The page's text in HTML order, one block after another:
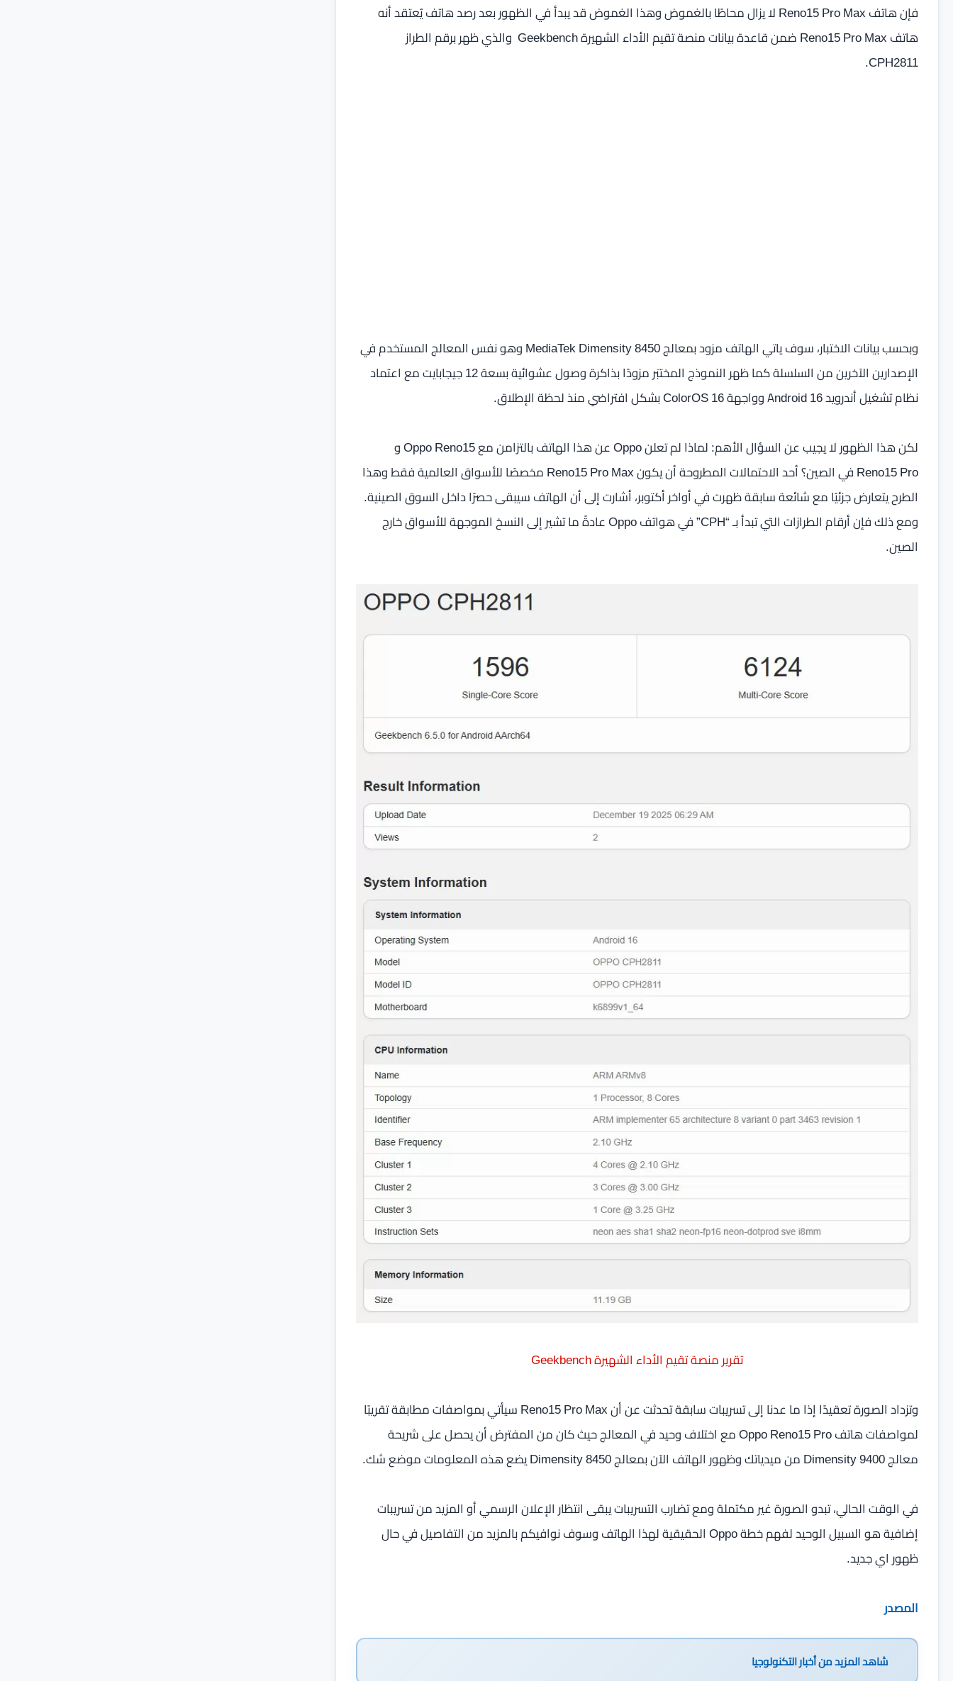
فإن هاتف Reno15 Pro Max لا يزال محاطًا بالغموض وهذا الغموض قد يبدأ في الظهور بعد رصد هاتف يُعتقد أنه
هاتف Reno15 Pro Max ضمن قاعدة بيانات منصة تقيم الأداء الشهيرة Geekbench والذي ظهر برقم الطراز
CPH2811.
وبحسب بيانات الاختبار، سوف ياتي الهاتف مزود بمعالج MediaTek Dimensity 8450 وهو نفس المعالج المستخدم في
الإصدارين الآخرين من السلسلة كما ظهر النموذج المختبَر مزودًا بذاكرة وصول عشوائية بسعة 12 جيجابايت مع اعتماد
نظام تشغيل أندرويد Android 16 وواجهة ColorOS 16 بشكل افتراضي منذ لحظة الإطلاق.
لكن هذا الظهور لا يجيب عن السؤال الأهم: لماذا لم تعلن Oppo عن هذا الهاتف بالتزامن مع Oppo Reno15 و
Reno15 Pro في الصين؟ أحد الاحتمالات المطروحة أن يكون Reno15 Pro Max مخصصًا للأسواق العالمية فقط وهذا
الطرح يتعارض جزئيًا مع شائعة سابقة ظهرت في أواخر أكتوبر، أشارت إلى أن الهاتف سيبقى حصرًا داخل السوق الصينية.
ومع ذلك فإن أرقام الطرازات التي تبدأ بـ “CPH” في هواتف Oppo عادةً ما تشير إلى النسخ الموجهة للأسواق خارج
الصين.
تقرير منصة تقيم الأداء الشهيرة Geekbench
وتزداد الصورة تعقيدًا إذا ما عدنا إلى تسريبات سابقة تحدثت عن أن Reno15 Pro Max سيأتي بمواصفات مطابقة تقريبًا
لمواصفات هاتف Oppo Reno15 Pro مع اختلاف وحيد في المعالج حيث كان من المفترض أن يحصل على شريحة
معالج Dimensity 9400 من ميدياتك وظهور الهاتف الآن بمعالج Dimensity 8450 يضع هذه المعلومات موضع شك.
في الوقت الحالي، تبدو الصورة غير مكتملة ومع تضارب التسريبات يبقى انتظار الإعلان الرسمي أو المزيد من تسريبات
إضافية هو السبيل الوحيد لفهم خطة Oppo الحقيقية لهذا الهاتف وسوف نوافيكم بالمزيد من التفاصيل في حال
ظهور اي جديد.
المصدر
شاهد المزيد منأخبار التكنولوجيا